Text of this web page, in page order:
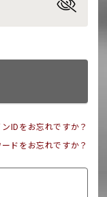
IDをお忘れですか？
ドをお忘れですか？